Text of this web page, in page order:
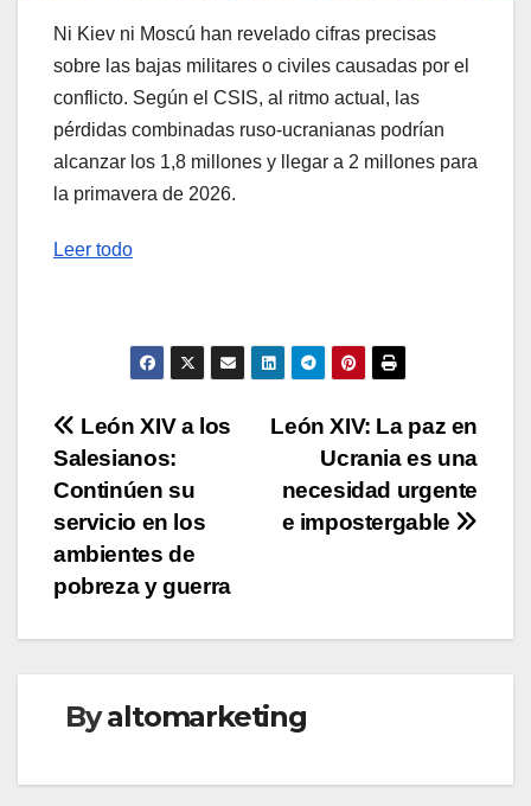
Ni Kiev ni Moscú han revelado cifras precisas
sobre las bajas militares o civiles causadas por el
conflicto. Según el CSIS, al ritmo actual, las
pérdidas combinadas ruso-ucranianas podrían
alcanzar los 1,8 millones y llegar a 2 millones para
la primavera de 2026.
Leer todo
Navegación
de
entradas
León XIV: La paz en
Ucrania es una
necesidad urgente
e impostergable
León XIV a los
Salesianos:
Continúen su
servicio en los
ambientes de
pobreza y guerra
Byaltomarketing